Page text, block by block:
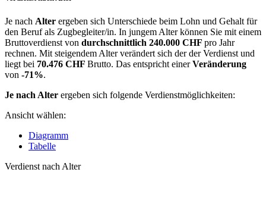
Je nach Alter ergeben sich Unterschiede beim Lohn und Gehalt für
den Beruf als Zugbegleiter/in. In jungem Alter können Sie mit einem
Bruttoverdienst von durchschnittlich 240.000 CHF pro Jahr
rechnen. Mit steigendem Alter verändert sich der der Verdienst und
liegt bei 70.476 CHF Brutto. Das entspricht einerVeränderung
von -71%.
Je nach Alter ergeben sich folgende Verdienstmöglichkeiten:
Ansicht wählen:
Diagramm
Tabelle
Verdienst nach Alter